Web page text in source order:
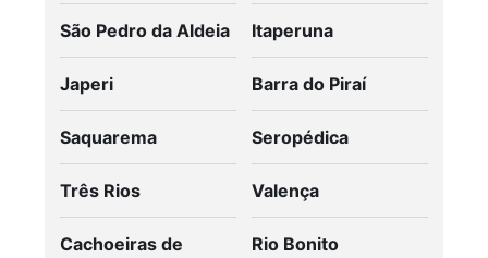
São Pedro da Aldeia Itaperuna
Japeri Barra do Piraí
Saquarema Seropédica
Três Rios Valença
Cachoeiras de
Rio Bonito